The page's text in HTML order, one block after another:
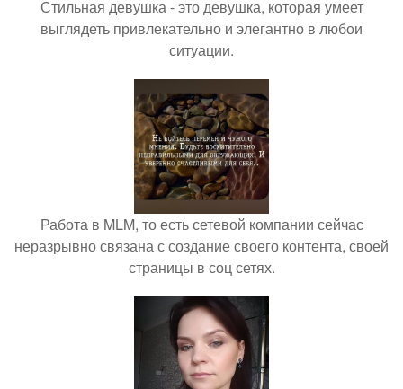
Стильная девушка - это девушка, которая умеет
выглядеть привлекательно и элегантно в любои
ситуации.
Работа в MLM, то есть сетевой компании сейчас
неразрывно связана с создание своего контента, своей
страницы в соц сетях.